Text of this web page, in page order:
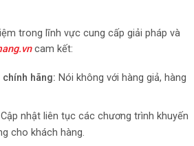
trong lĩnh vực cung cấp giải pháp và
cam kết:
chính hãng: Nói không với hàng giả, hàng
Cập nhật liên tục các chương trình khuyến
cho khách hàng.